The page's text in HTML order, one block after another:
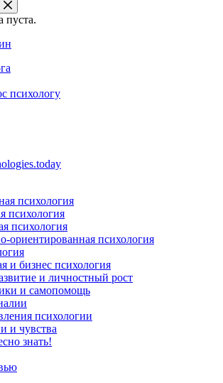
пуста.
психологу
психология
психология
психология
ориентированная психология
и бизнес психология
и личностный рост
и самопомощь
психологии
и чувства
знать!